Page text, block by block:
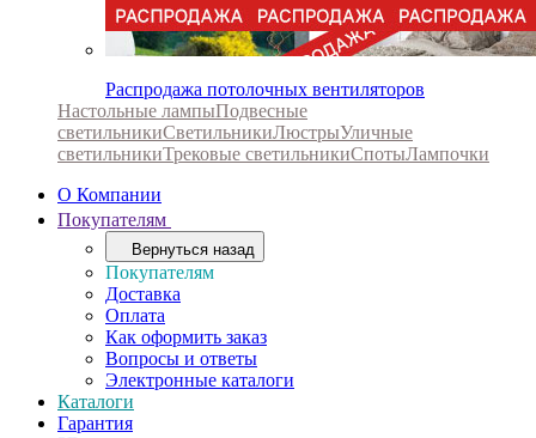
Распродажа потолочных вентиляторов
Настольные лампыПодвесные
светильникиСветильникиЛюстрыУличные
светильникиТрековые светильникиСпотыЛампочки
О Компании
Покупателям
Вернуться назад
Покупателям
Доставка
Оплата
Как оформить заказ
Вопросы и ответы
Электронные каталоги
Каталоги
Гарантия